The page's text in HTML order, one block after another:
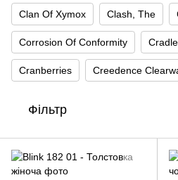
Clan Of Xymox Clash, The
Corrosion Of Conformity
Cranberries Creedence
Фільтр